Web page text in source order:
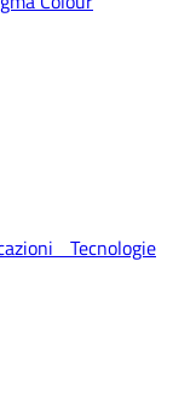
Tecnologie